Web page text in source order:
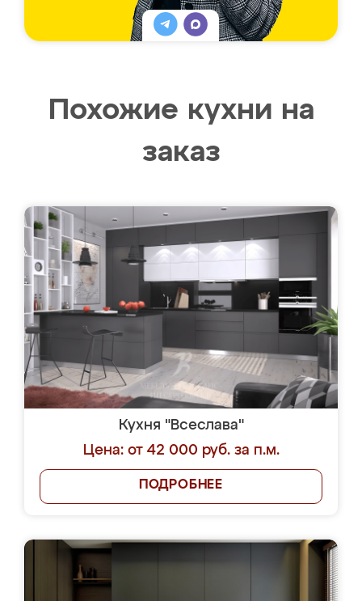
Похожие кухни на
заказ
Кухня "Всеслава"
Цена: от 42 000 руб. за п.м.
ПОДРОБНЕЕ